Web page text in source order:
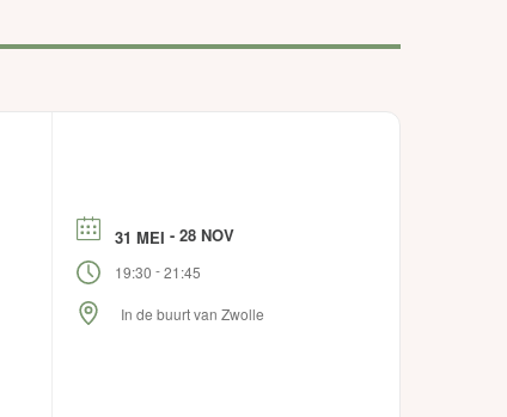
31 MEI - 28 NOV
19:30 -21:45
In de buurt van Zwolle